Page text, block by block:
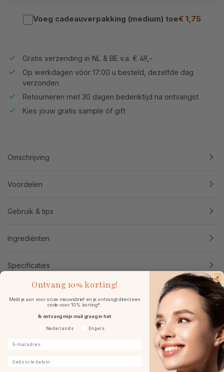
Voeg cadeauverpakking (medium) toe€ 1,75
Gratis verzending in NL & BE v.a. € 49,-
Op werkdagen vóór 17:00 u besteld, dezelfde dag
verzonden
Retourneren met 30 dagen bedenktijd na ontvangst
Kies jouw gratis sample óf gift
Omschrijving
Voordelen
Gebruik & tips
Ingrediënten
Specificaties
Ontvang 10% korting!
Meld je aan voor onze nieuwsbrief en je ontvangt direct een
code voor 10% korting*.
Ik ontvang mijn mail graag in het
Voorkeurtaal
Nederlands Engels